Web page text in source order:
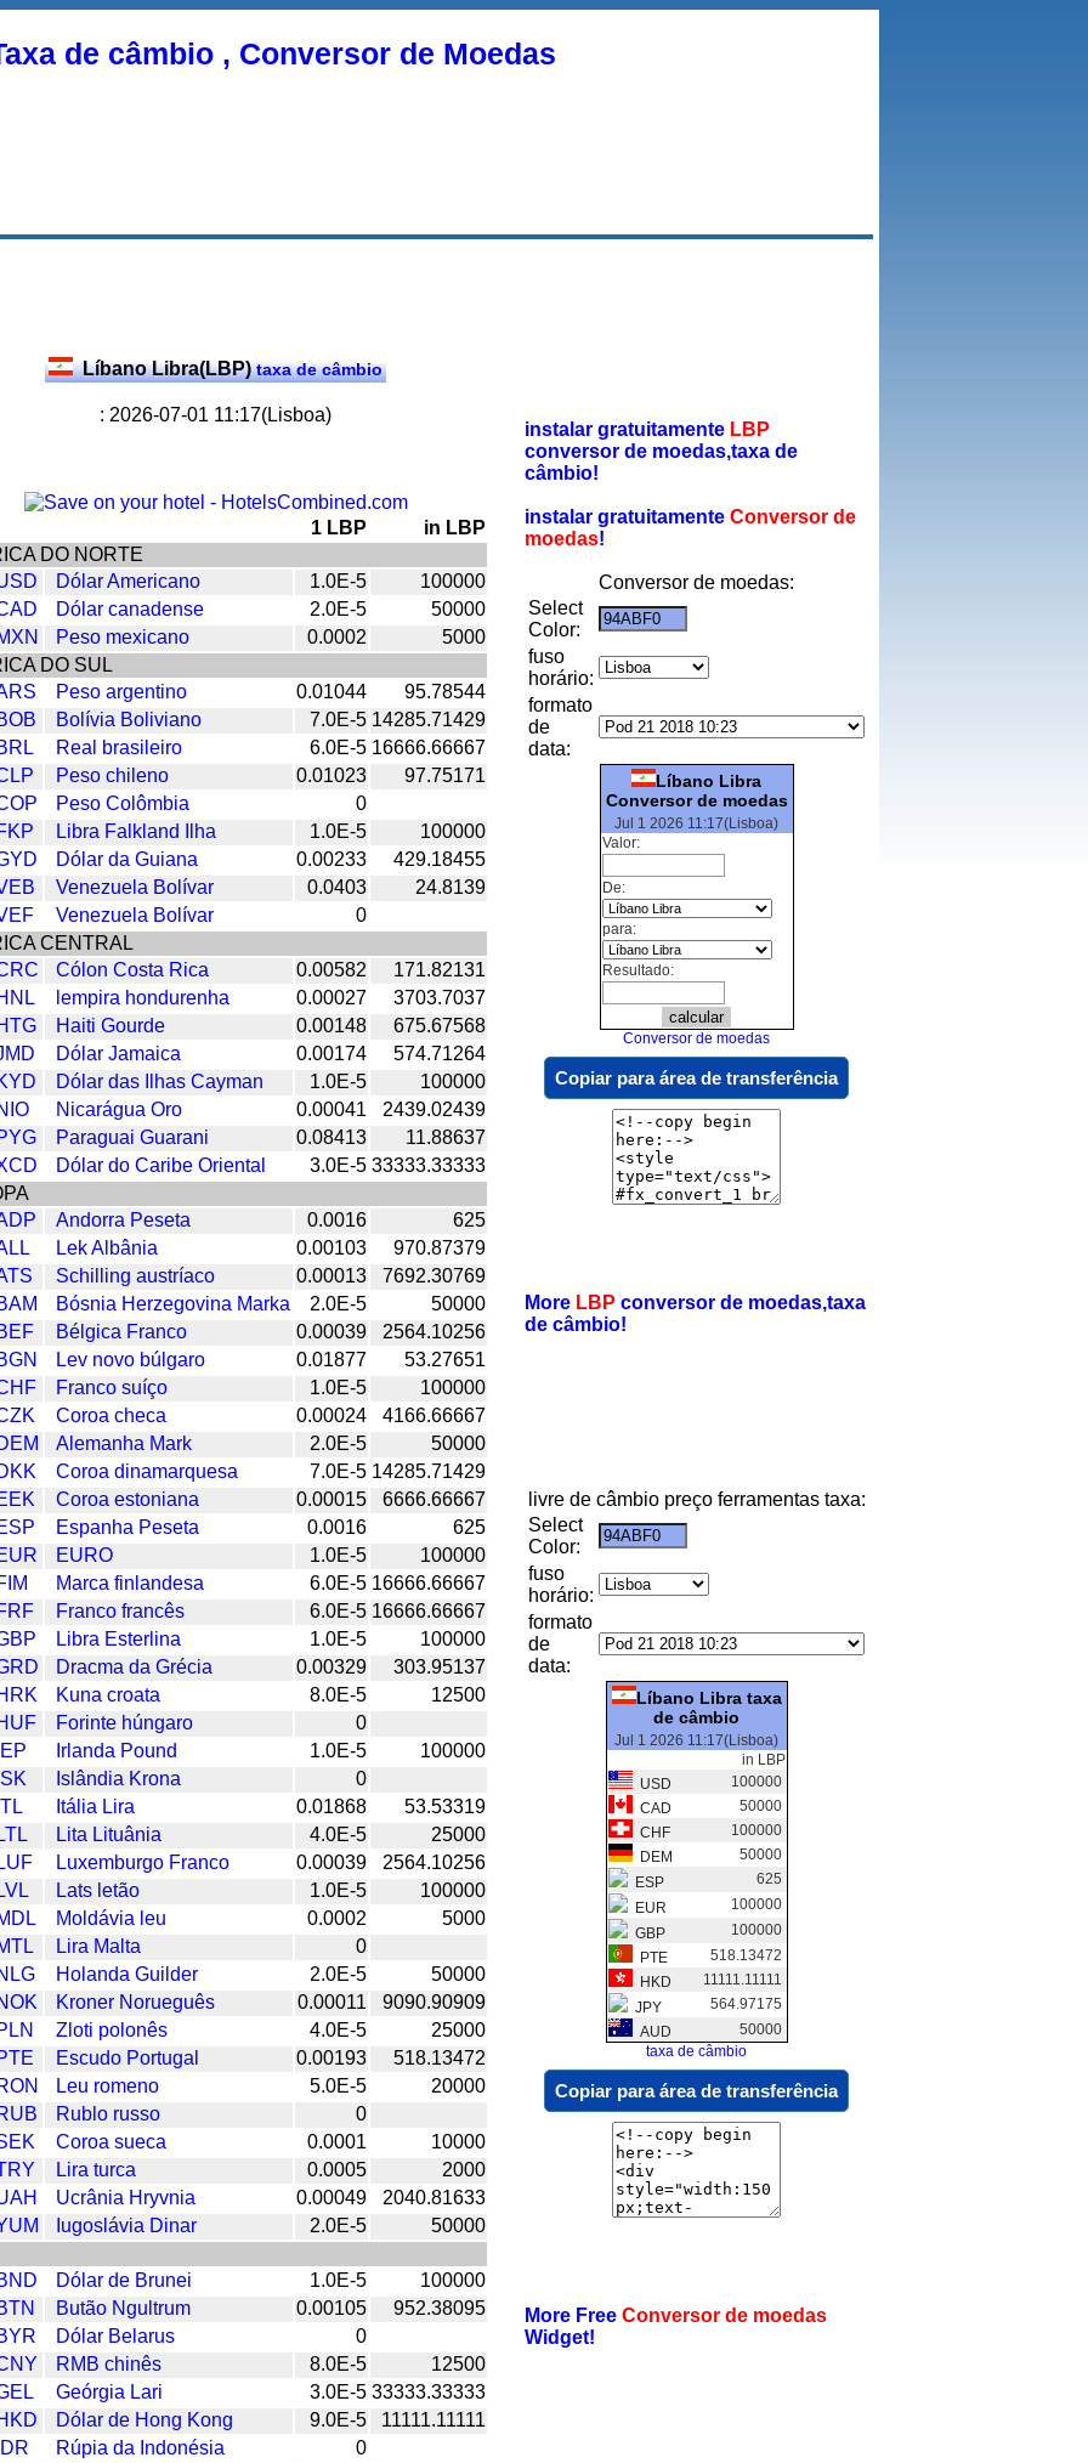
de câmbio , Conversor de Moedas
Líbano Libra(LBP)taxa de câmbio
: 2026-07-01 11:17(Lisboa)
1 LBP
in LBP
DO NORTE
Dólar Americano 1.0E-5
100000
Dólar canadense 2.0E-5
50000
Peso mexicano 0.0002
5000
DO SUL
Peso argentino 0.01044
95.78544
Bolívia Boliviano 7.0E-5 14285.71429
Real brasileiro 6.0E-5 16666.66667
Peso chileno 0.01023
97.75171
Peso Colômbia
0
Libra Falkland Ilha 1.0E-5
100000
Dólar da Guiana 0.00233
429.18455
Venezuela Bolívar 0.0403
24.8139
Venezuela Bolívar
0
CENTRAL
Cólon Costa Rica 0.00582
171.82131
lempira hondurenha 0.00027
3703.7037
Haiti Gourde 0.00148
675.67568
Dólar Jamaica 0.00174
574.71264
Dólar das Ilhas Cayman 1.0E-5
100000
Nicarágua Oro 0.00041
2439.02439
Paraguai Guarani 0.08413
11.88637
Dólar do Caribe Oriental 3.0E-5 33333.33333
Andorra Peseta 0.0016
625
Lek Albânia 0.00103
970.87379
Schilling austríaco 0.00013
7692.30769
Bósnia Herzegovina Marka 2.0E-5
50000
Bélgica Franco 0.00039
2564.10256
Lev novo búlgaro 0.01877
53.27651
Franco suíço 1.0E-5
100000
Coroa checa 0.00024
4166.66667
Alemanha Mark 2.0E-5
50000
Coroa dinamarquesa 7.0E-5 14285.71429
Coroa estoniana 0.00015
6666.66667
Espanha Peseta 0.0016
625
EURO 1.0E-5
100000
Marca finlandesa 6.0E-5 16666.66667
Franco francês 6.0E-5 16666.66667
Libra Esterlina 1.0E-5
100000
Dracma da Grécia 0.00329
303.95137
Kuna croata 8.0E-5
12500
Forinte húngaro
0
Irlanda Pound 1.0E-5
100000
Islândia Krona
0
Itália Lira 0.01868
53.53319
Lita Lituânia 4.0E-5
25000
Luxemburgo Franco 0.00039
2564.10256
Lats letão 1.0E-5
100000
Moldávia leu 0.0002
5000
Lira Malta
0
Holanda Guilder 2.0E-5
50000
Kroner Norueguês 0.00011
9090.90909
Zloti polonês 4.0E-5
25000
Escudo Portugal 0.00193
518.13472
Leu romeno 5.0E-5
20000
Rublo russo
0
Coroa sueca 0.0001
10000
Lira turca 0.0005
2000
Ucrânia Hryvnia 0.00049
2040.81633
Iugoslávia Dinar 2.0E-5 50000
Dólar de Brunei 1.0E-5
100000
Butão Ngultrum 0.00105
952.38095
Dólar Belarus
0
RMB chinês 8.0E-5
12500
Geórgia Lari 3.0E-5 33333.33333
Dólar de Hong Kong 9.0E-5
11111.11111
Rúpia da Indonésia
0
instalar gratuitamente LBP
conversor de moedas,taxa de
câmbio!
instalar gratuitamente Conversor de
moedas!
Conversor de moedas:
Select
Color:
fuso
horário:
formato
de
data:
Líbano Libra
Conversor de moedas
Jul 1 2026 11:17(Lisboa)
Valor:
De:
para:
Resultado:
Conversor de moedas
Copiar para área de transferência
More LBP conversor de moedas,taxa
de câmbio!
livre de câmbio preço ferramentas taxa:
Select
Color:
fuso
horário:
formato
de
data:
Líbano Libra taxa
de câmbio
Jul 1 2026 11:17(Lisboa)
in LBP
USD
100000
CAD
50000
CHF
100000
DEM
50000
ESP
625
EUR
100000
GBP
100000
PTE
518.13472
HKD
11111.11111
JPY
564.97175
AUD
50000
taxa de câmbio
Copiar para área de transferência
More Free Conversor de moedas
Widget!